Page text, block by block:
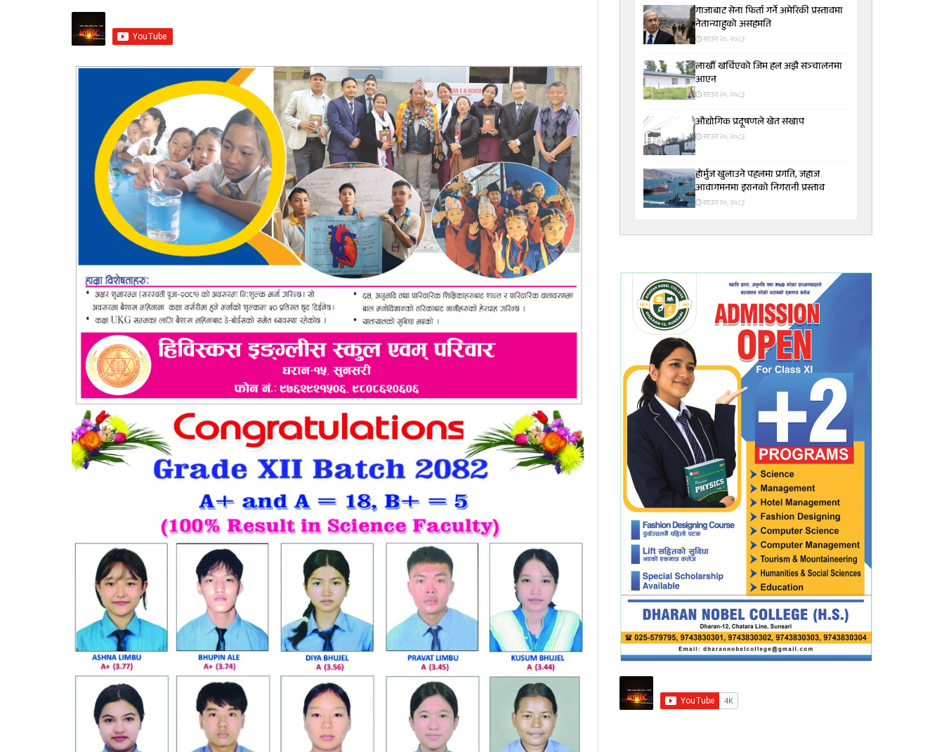
गाजाबाट सेना फिर्ता गर्ने अमेरिकी प्रस्तावमा
नेतान्याहुको असहमति
साउन २०, २०८३
लाखौँ खर्चिएको जिम हल अझै सञ्चालनमा
आएन
साउन २०, २०८३
औद्योगिक प्रदूषणले खेत सखाप
साउन २०, २०८३
होर्मुज खुलाउने पहलमा प्रगति, जहाज
आवागमनमा इरानको निगरानी प्रस्ताव
साउन २०, २०८३